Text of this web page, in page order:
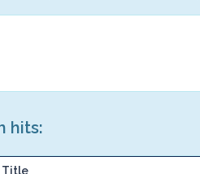
hits:
Title